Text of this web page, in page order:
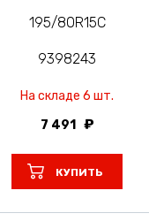
195/80R15C
9398243
На складе 6 шт.
7 491
КУПИТЬ